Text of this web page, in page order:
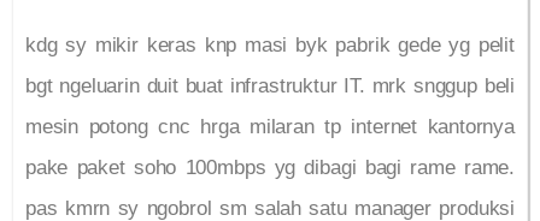
kdg sy mikir keras knp masi byk pabrik gede yg pelit
bgt ngeluarin duit buat infrastruktur IT. mrk snggup beli
mesin potong cnc hrga milaran tp internet kantornya
pake paket soho 100mbps yg dibagi bagi rame rame.
pas kmrn sy ngobrol sm salah satu manager produksi